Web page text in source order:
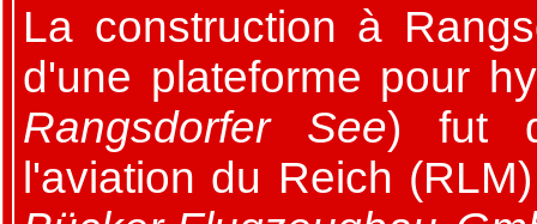
La construction à
d'une plateforme pour
Rangsdorfer See) fut
l'aviation du Reich